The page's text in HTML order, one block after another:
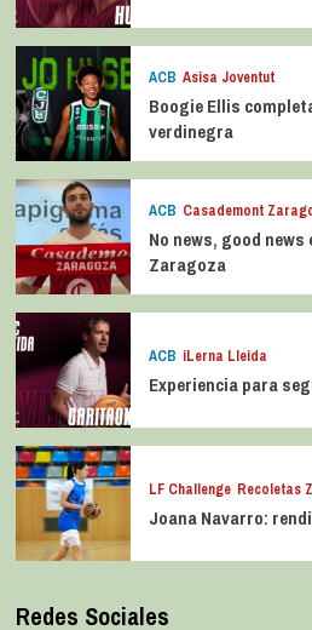
ACB Asisa Joventut
Boogie Ellis
verdinegra
ACB Casademont
No news, good news
Zaragoza
ACB iLerna Lleida
Experiencia para
LF Challenge Recoletas
Joana Navarro:
Redes Sociales